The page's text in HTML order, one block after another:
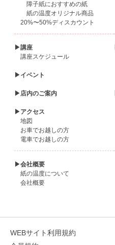
障子紙におすすめの紙
紙の温度オリジナル商品
20%〜50%ディスカウント
▶講座
講座スケジュール
▶イベント
▶店内のご案内
▶アクセス
地図
お車でお越しの方
電車でお越しの方
▶会社概要
紙の温度について
会社概要
WEBサイト利用規約